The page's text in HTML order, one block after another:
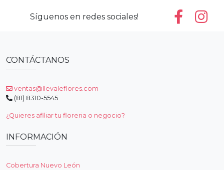
Síguenos en redes sociales!
CONTÁCTANOS
ventas@llevaleflores.com
(81) 8310-5545
¿Quieres afiliar tu floreria o negocio?
INFORMACIÓN
Cobertura Nuevo León